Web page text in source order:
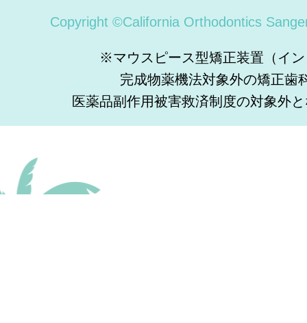
Copyright ©California Orthodontics
※マウスピース型矯正装置（イ
完成物薬機法対象外の矯正歯
医薬品副作用被害救済制度の対象外